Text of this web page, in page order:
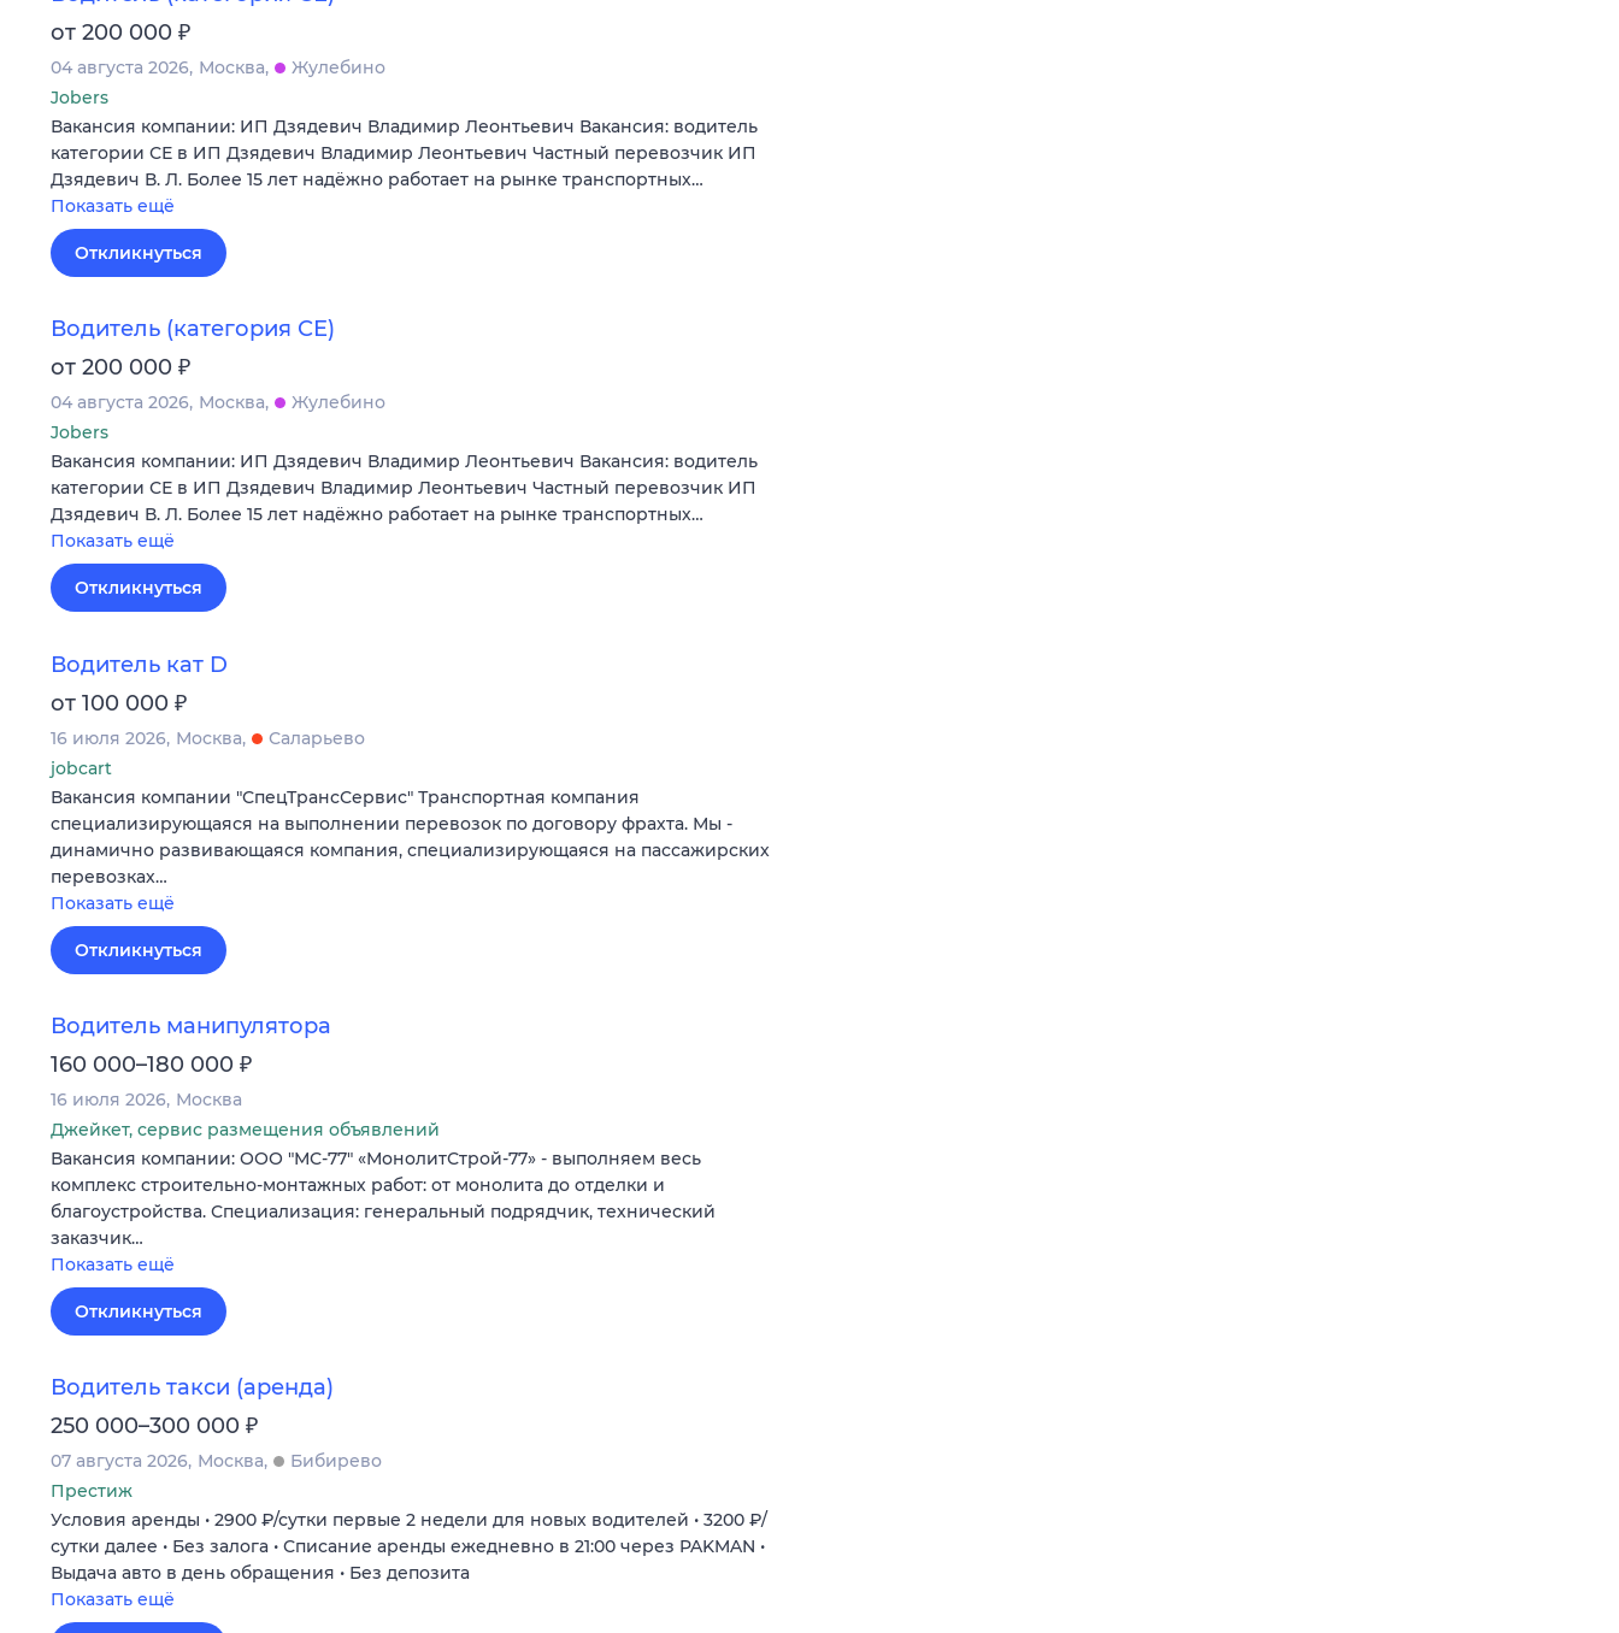
от 200 000 ₽
04 августа 2026 Москва
Жулебино
Jobers
Вакансия компании: ИП Дзядевич Владимир Леонтьевич Вакансия: водитель
категории СЕ в ИП Дзядевич Владимир Леонтьевич Частный перевозчик ИП
Дзядевич В. Л. Более 15 лет надёжно работает на рынке транспортных…
Показать ещё
Откликнуться
Водитель (категория СЕ)
от 200 000 ₽
04 августа 2026 Москва
Жулебино
Jobers
Вакансия компании: ИП Дзядевич Владимир Леонтьевич Вакансия: водитель
категории СЕ в ИП Дзядевич Владимир Леонтьевич Частный перевозчик ИП
Дзядевич В. Л. Более 15 лет надёжно работает на рынке транспортных…
Показать ещё
Откликнуться
Водитель кат D
от 100 000 ₽
16 июля 2026 Москва
Саларьево
jobcart
Вакансия компании "СпецТрансСервис" Транспортная компания
специализирующаяся на выполнении перевозок по договору фрахта. Мы -
динамично развивающаяся компания, специализирующаяся на пассажирских
перевозках…
Показать ещё
Откликнуться
Водитель манипулятора
160 000–180 000 ₽
16 июля 2026 Москва
Джейкет, сервис размещения объявлений
Вакансия компании: ООО "МС-77" «МонолитСтрой-77» - выполняем весь
комплекс строительно-монтажных работ: от монолита до отделки и
благоустройства. Специализация: генеральный подрядчик, технический
заказчик…
Показать ещё
Откликнуться
Водитель такси (аренда)
250 000–300 000 ₽
07 августа 2026 Москва
Бибирево
Престиж
Условия аренды • 2900 ₽/сутки первые 2 недели для новых водителей • 3200 ₽/
сутки далее • Без залога • Списание аренды ежедневно в 21:00 через PAKMAN •
Выдача авто в день обращения • Без депозита
Показать ещё